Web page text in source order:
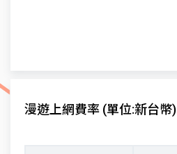
漫遊上網費率 (單位:新台幣)